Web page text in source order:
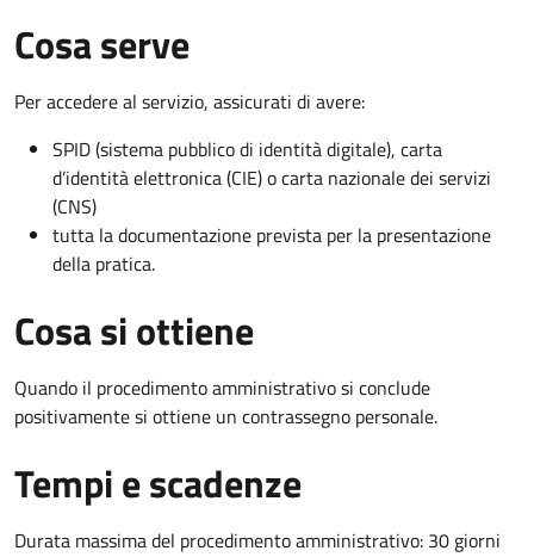
Cosa serve
Per accedere al servizio, assicurati di avere:
SPID (sistema pubblico di identità digitale), carta
d’identità elettronica (CIE) o carta nazionale dei servizi
(CNS)
tutta la documentazione prevista per la presentazione
della pratica.
Cosa si ottiene
Quando il procedimento amministrativo si conclude
positivamente si ottiene un contrassegno personale.
Tempi e scadenze
Durata massima del procedimento amministrativo: 30 giorni